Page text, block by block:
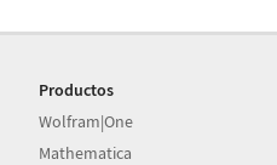
Productos
Wolfram|One
Mathematica